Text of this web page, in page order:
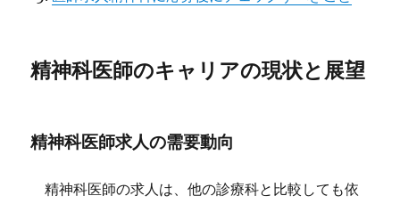
精神科医師のキャリアの現状と展望
精神科医師求人の需要動向
精神科医師の求人は、他の診療科と比較しても依